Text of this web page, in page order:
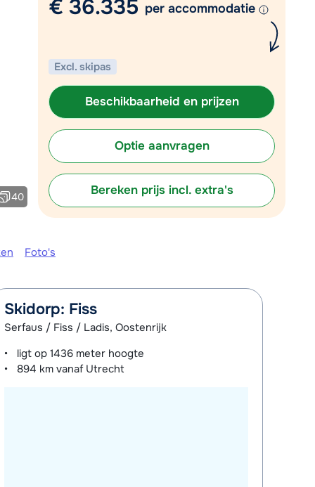
Plan een terugbelverzoek
Chat met wintersportspecialist
Bel ons via 0348 - 43 46 49
40
€ 36.335 per accommodatie
Excl. skipas
Beschikbaarheid en prijzen
Optie aanvragen
Bereken prijs incl. extra's
Foto's
Skidorp: Fiss
Serfaus / Fiss / Ladis, Oostenrijk
ligt op1436 meter hoogte
894 km vanaf Utrecht